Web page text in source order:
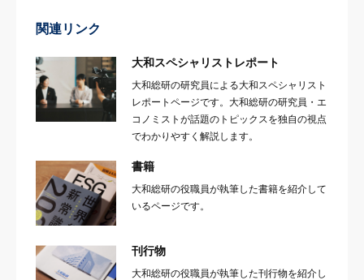
関連リンク
大和スペシャリストレポート
大和総研の研究員による大和スペシャリスト
レポートページです。大和総研の研究員・エ
コノミストが話題のトピックスを独自の視点
でわかりやすく解説します。
書籍
大和総研の役職員が執筆した書籍を紹介して
いるページです。
刊行物
大和総研の役職員が執筆した刊行物を紹介し